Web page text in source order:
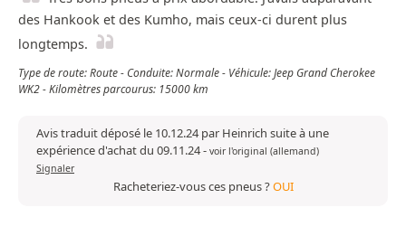
des Hankook et des Kumho, mais ceux-ci durent plus
longtemps.
Type de route: Route - Conduite: Normale - Véhicule: Jeep Grand Cherokee
WK2 - Kilomètres parcourus: 15000 km
Avis traduit déposé le 10.12.24 par Heinrich suite à une
expérience d'achat du 09.11.24- voir l'original (allemand)
Signaler
Racheteriez-vous ces pneus ?OUI